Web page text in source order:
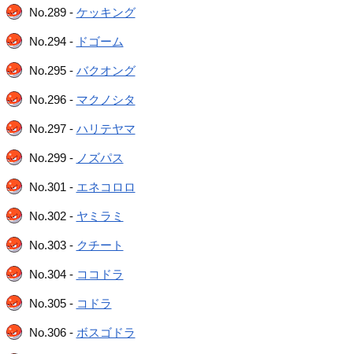
No.289 - ケッキング
No.294 - ドゴーム
No.295 - バクオング
No.296 - マクノシタ
No.297 - ハリテヤマ
No.299 - ノズパス
No.301 - エネコロロ
No.302 - ヤミラミ
No.303 - クチート
No.304 - ココドラ
No.305 - コドラ
No.306 - ボスゴドラ